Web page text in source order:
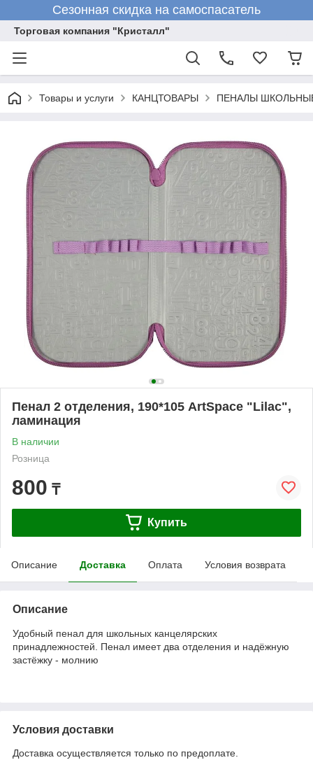
Сезонная скидка на самоспасатель
Торговая компания "Кристалл"
Товары и услуги КАНЦТОВАРЫ ПЕНАЛЫ
Пенал 2 отделения, 190*105 ArtSpace "Lilac",
ламинация
В наличии
Розница
800 ₸
Купить
Описание Доставка Оплата Условия возврата
Описание
Удобный пенал для школьных канцелярских
принадлежностей. Пенал имеет два отделения и надёжную
застёжку - молнию
Условия доставки
Доставка осуществляется только по предоплате.